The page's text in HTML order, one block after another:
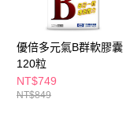
【注意事項】
１．透過由恩沛科技股份
易，需依本服務之必要範
權轉讓予恩沛科技股份有
２．關於個人資料處理事宜
https://aftee.tw/terms/
３．未成年的使用者請事
7-11取貨付款
每筆NT$65，滿
付款後7-11取貨
每筆NT$65，滿
優倍多元氣B群軟膠囊
120粒
NT$749
NT$849